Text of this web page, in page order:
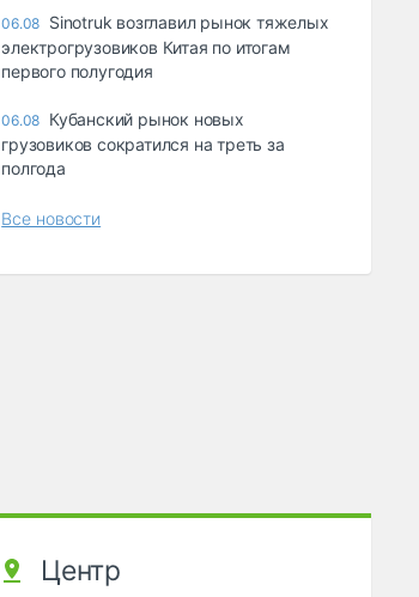
06.08 Sinotruk возглавил рынок тяжелых
электрогрузовиков Китая по итогам
первого полугодия
06.08 Кубанский рынок новых
грузовиков сократился на треть за
полгода
Все новости
Центр